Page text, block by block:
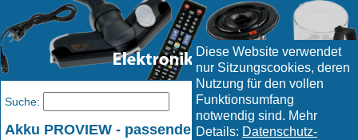
Diese Website verwendet
nur Sitzungscookies, deren
Nutzung für den vollen
Funktionsumfang
notwendig sind. Mehr
Details: Datenschutz-
Akku PROVIEW - passende Akkus und Batterien
Suche: